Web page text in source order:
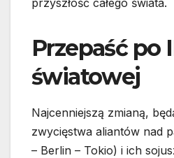
przyszłość całego świata.
Przepaść po
światowej
Najcenniejszą zmianą,
zwycięstwa aliantów nad
– Berlin – Tokio) i ich